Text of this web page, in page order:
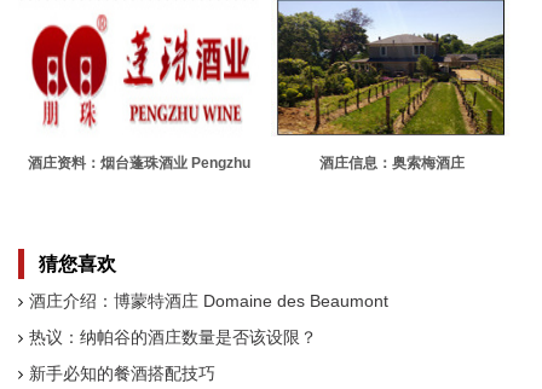
酒庄资料：烟台蓬珠酒业 Pengzhu
酒庄信息：奥索梅酒庄
猜您喜欢
酒庄介绍：博蒙特酒庄 Domaine des Beaumont
热议：纳帕谷的酒庄数量是否该设限？
新手必知的餐酒搭配技巧